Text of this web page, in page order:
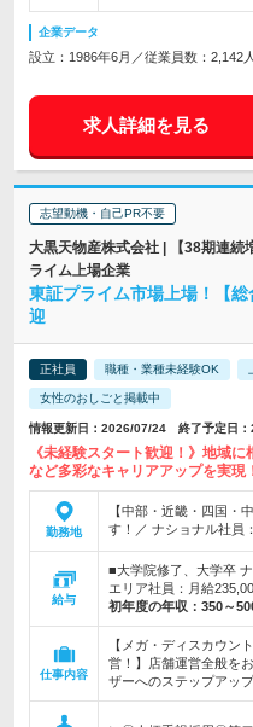
企業データ
設立：1986年6月／従業員数：2,142
求人詳細を見る
志望動機・自己PR不要
大黒天物産株式会社 | 【38期連続
ライム上場企業
東証プライム市場上場！【
迎
正社員 職種・業種未経験OK
女性のおしごと掲載中
情報更新日：2026/07/24 終了予定日
《未経験スタート歓迎！》地域
など多彩なキャリアアップを実現！
勤務地
【中部・近畿・四国・
す！／ ナショナル社員
給与
■大学院修了、大学卒
エリア社員：月給
初年度の年収： 350～
仕事内容
【メガ・ディスカウン
営！】店舗運営全般を
ザーへのステップアップ